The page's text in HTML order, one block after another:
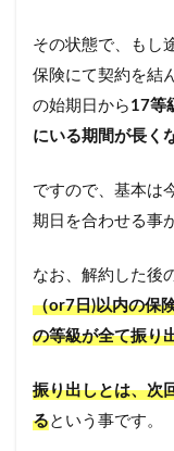
その状態で、もし
保険にて契約を結
の始期日から 17等
にいる期間が長く
ですので、基本は
期日を合わせる事
なお、解約した後
（or7日)以内の保
の等級が全て振り
振り出しとは、次
るという事です。